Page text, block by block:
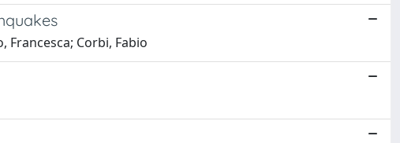
Francesca; Corbi, Fabio